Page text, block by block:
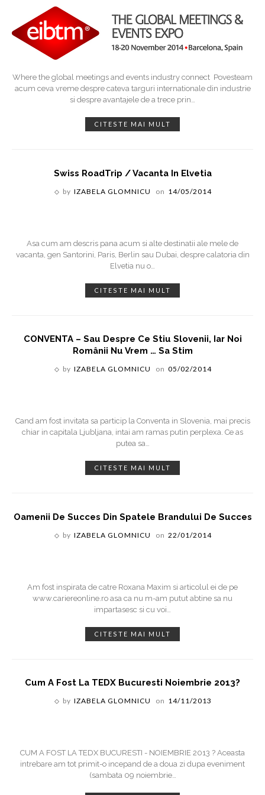
Where the global meetings and events industry connect Povesteam
acum ceva vreme despre cateva targuri internationale din industrie
si despre avantajele de a trece prin…
CITESTE MAI MULT
Swiss RoadTrip / Vacanta In Elvetia
by IZABELA GLOMNICU on 14/05/2014
Asa cum am descris pana acum si alte destinatii ale mele de
vacanta, gen Santorini, Paris, Berlin sau Dubai, despre calatoria din
Elvetia nu o…
CITESTE MAI MULT
CONVENTA – Sau Despre Ce Stiu Slovenii, Iar Noi
Românii Nu Vrem … Sa Stim
by IZABELA GLOMNICU on 05/02/2014
Cand am fost invitata sa particip la Conventa in Slovenia, mai precis
chiar in capitala Ljubljana, intai am ramas putin perplexa. Ce as
putea sa…
CITESTE MAI MULT
Oamenii De Succes Din Spatele Brandului De Succes
by IZABELA GLOMNICU on 22/01/2014
Am fost inspirata de catre Roxana Maxim si articolul ei de pe
www.cariereonline.ro asa ca nu m-am putut abtine sa nu
impartasesc si cu voi…
CITESTE MAI MULT
Cum A Fost La TEDX Bucuresti Noiembrie 2013?
by IZABELA GLOMNICU on 14/11/2013
CUM A FOST LA TEDX BUCURESTI - NOIEMBRIE 2013 ? Aceasta
intrebare am tot primit-o incepand de a doua zi dupa eveniment
(sambata 09 noiembrie…